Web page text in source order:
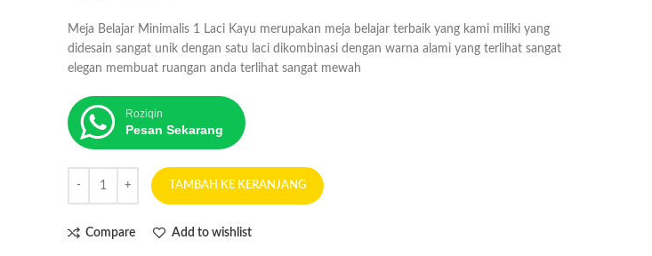
Meja Belajar Minimalis 1 Laci Kayu merupakan meja belajar terbaik yang kami miliki yang
didesain sangat unik dengan satu laci dikombinasi dengan warna alami yang terlihat sangat
elegan membuat ruangan anda terlihat sangat mewah
Roziqin
Pesan Sekarang
TAMBAH KE KERANJANG
Compare Add to wishlist